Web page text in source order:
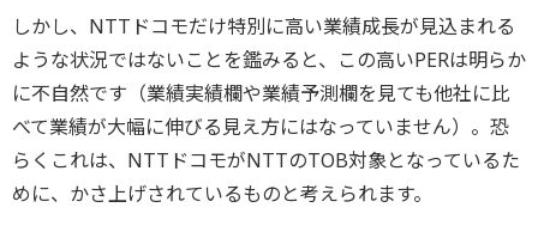
しかし、NTTドコモだけ特別に高い業績成長が見込まれる
ような状況ではないことを鑑みると、この高いPERは明らか
に不自然です（業績実績欄や業績予測欄を見ても他社に比
べて業績が大幅に伸びる見え方にはなっていません）。恐
らくこれは、NTTドコモがNTTのTOB対象となっているた
めに、かさ上げされているものと考えられます。